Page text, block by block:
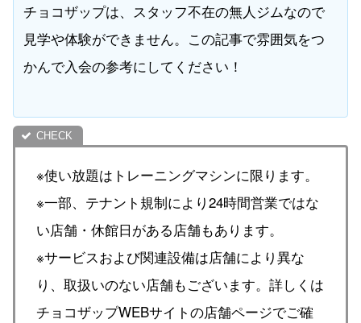
チョコザップは、スタッフ不在の無人ジムなので
見学や体験ができません。この記事で雰囲気をつ
かんで入会の参考にしてください！
※使い放題はトレーニングマシンに限ります。
※一部、テナント規制により24時間営業ではな
い店舗・休館日がある店舗もあります。
※サービスおよび関連設備は店舗により異な
り、取扱いのない店舗もございます。詳しくは
チョコザップWEBサイトの店舗ページでご確